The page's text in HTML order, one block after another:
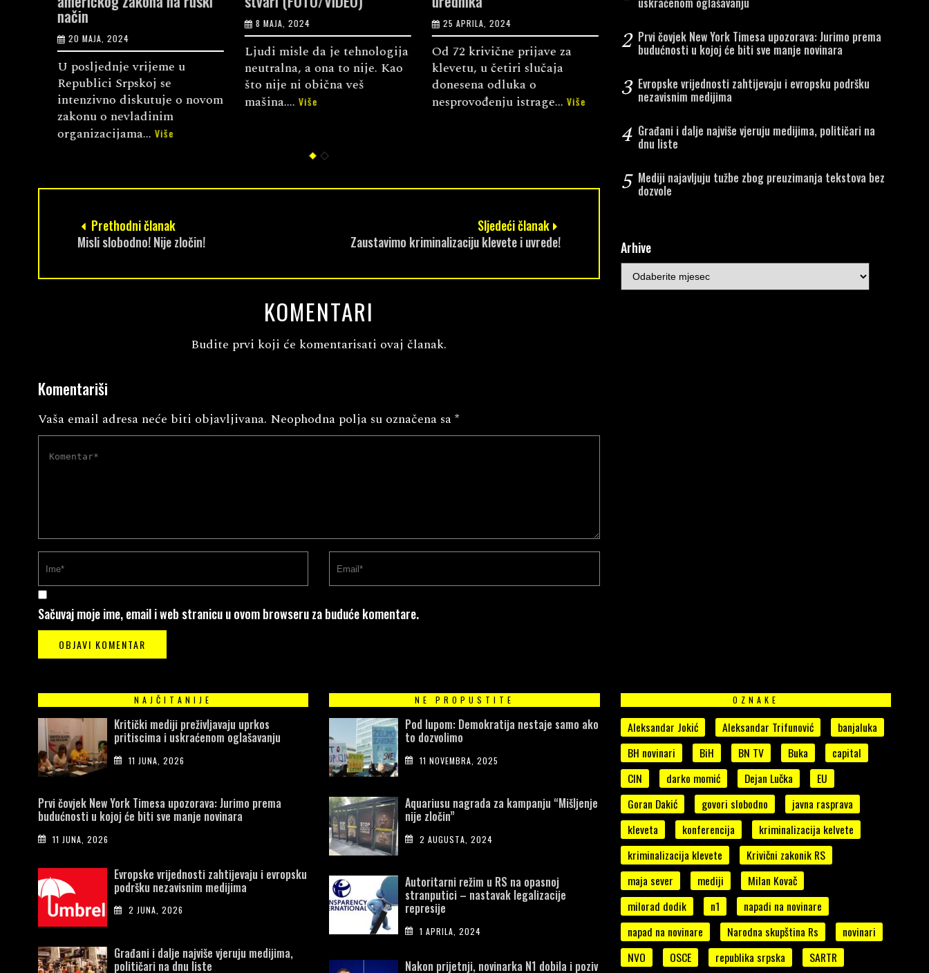
način
20 MAJA, 2024
U posljednje vrijeme u
Republici Srpskoj se
intenzivno diskutuje o novom
zakonu o nevladinim
organizacijama...Više
8 MAJA, 2024
Ljudi misle da je tehnologija
neutralna, a ona to nije. Kao
što nije ni obična veš
mašina....Više
25 APRILA, 2024
Od 72 krivične prijave za
klevetu, u četiri slučaja
donesena odluka o
nesprovođenju istrage...Više
BAJALUKA – Okružno javno
stupanja na snagu
posljednjih, u najmanju ruku
Transparency
BiH (TI BiH) smatra
diskriminatornim...
Prethodni članak
Misli slobodno! Nije zločin!
Sljedeći članak
Zaustavimo kriminalizaciju klevete i uvrede!
KOMENTARI
Budite prvi koji će komentarisati ovaj članak.
Komentariši
Vaša email adresa neće biti objavljivana. Neophodna polja su označena sa*
Sačuvaj moje ime, email i web stranicu u ovom browseru za buduće komentare.
2 Prvi čovjek New York Timesa upozorava: Jurimo prema
budućnosti u kojoj će biti sve manje novinara
3 Evropske vrijednosti zahtijevaju i evropsku podršku
nezavisnim medijima
4 Građani i dalje najviše vjeruju medijima, političari na
dnu liste
5 Mediji najavljuju tužbe zbog preuzimanja tekstova bez
dozvole
Arhive
NAJČITANIJE
Kritički mediji preživljavaju uprkos
pritiscima i uskraćenom oglašavanju
11 JUNA, 2026
Prvi čovjek New York Timesa upozorava: Jurimo prema
budućnosti u kojoj će biti sve manje novinara
11 JUNA, 2026
Evropske vrijednosti zahtijevaju i evropsku
podršku nezavisnim medijima
2 JUNA, 2026
Građani i dalje najviše vjeruju medijima,
političari na dnu liste
NE PROPUSTITE
Pod lupom: Demokratija nestaje samo ako
to dozvolimo
11 NOVEMBRA, 2025
Aquariusu nagrada za kampanju “Mišljenje
nije zločin”
2 AUGUSTA, 2024
Autoritarni režim u RS na opasnoj
stranputici – nastavak legalizacije
represije
1 APRILA, 2024
Nakon prijetnji, novinarka N1 dobila i poziv
OZNAKE
Aleksandar Jokić Aleksandar Trifunović
banjaluka
BH novinari
BiH BN TV Buka
capital
CIN
darko momić Dejan Lučka
EU
Goran Dakić
govori slobodno
javna rasprava
kleveta
konferencija
kriminalizacija kelvete
kriminalizacija klevete
Krivični zakonik RS
maja sever
mediji
Milan Kovač
milorad dodik
n1
napadi na novinare
napad na novinare
Narodna skupština Rs
novinari
NVO
OSCE republika srpska SARTR